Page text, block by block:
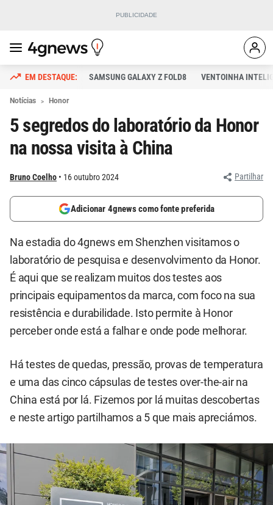
SAMSUNG GALAXY Z FOLD8 VENTOINHA
Notícias Honor
5 segredos do laboratório da Honor
na nossa visita à China
Bruno Coelho 16 outubro 2024 Partilhar
Adicionar 4gnews como fonte preferida
Na estadia do 4gnews em Shenzhen visitamos o
laboratório de pesquisa e desenvolvimento da Honor.
É aqui que se realizam muitos dos testes aos
principais equipamentos da marca, com foco na sua
resistência e durabilidade. Isto permite à Honor
perceber onde está a falhar e onde pode melhorar.
Há testes de quedas, pressão, provas de temperatura
e uma das cinco cápsulas de testes over-the-air na
China está por lá. Fizemos por lá muitas descobertas
e neste artigo partilhamos a 5 que mais apreciámos.